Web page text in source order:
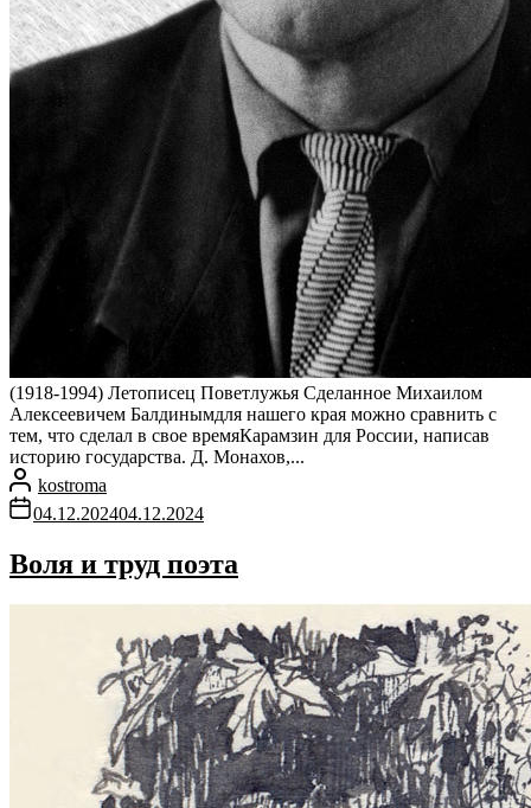
(1918-1994) Летописец Поветлужья Сделанное Михаилом
Алексеевичем Балдинымдля нашего края можно сравнить с
тем, что сделал в свое времяКарамзин для России, написав
историю государства. Д. Монахов,...
kostroma
04.12.202404.12.2024
Воля и труд поэта